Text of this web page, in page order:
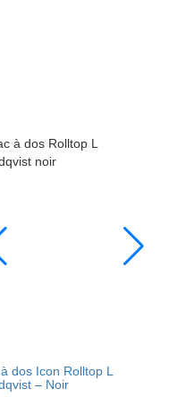
dos Icon Rolltop L
– Noir